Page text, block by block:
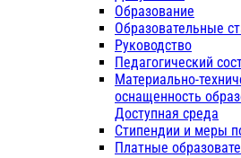
Образование
Образовательные
Руководство
Педагогический
Материально-
оснащенность
Доступная среда
Стипендии и меры
Платные